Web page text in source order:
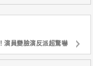
演員變臉演反派超驚嚇